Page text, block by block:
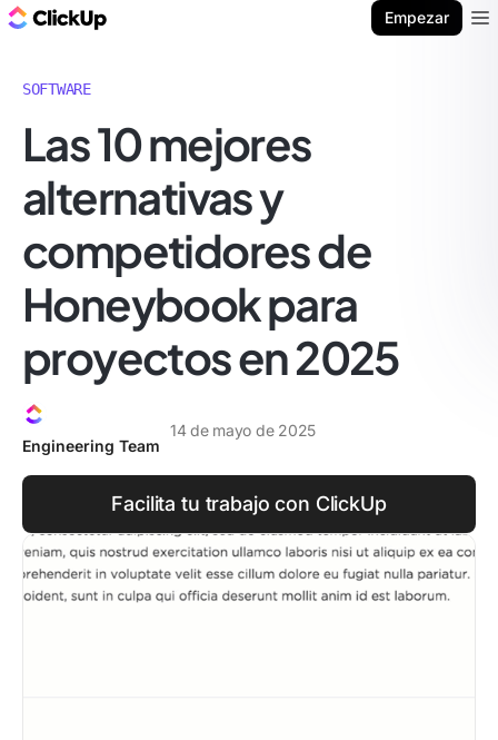
Empezar
SOFTWARE
Las 10 mejores
alternativas y
competidores de
Honeybook para
proyectos en 2025
Engineering Team
14 de mayo de 2025
Facilita tu trabajo con ClickUp